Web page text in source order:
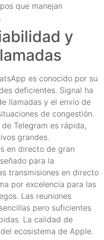
que manejan
y
es conocido por su
deficientes. Signal ha
llamadas y el envío de
de congestión.
Telegram es rápida,
grandes.
en directo de gran
para la
transmisiones en directo
por excelencia para las
Las reuniones
pero suficientes
La calidad de
ecosistema de Apple.